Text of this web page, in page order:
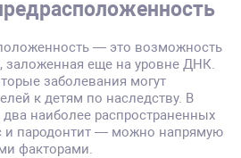
— это возможность
заложенная еще на уровне ДНК.
заболевания могут
к детям по наследству. В
наиболее распространенных
и пародонтит — можно напрямую
факторами.